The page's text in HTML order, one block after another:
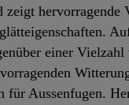
zeigt hervorragende
einer
für Aussenfugen.